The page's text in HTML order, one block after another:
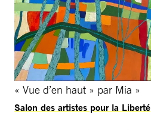
« Vue d’en haut » par Mia »
Salon des artistes pour la Liberté